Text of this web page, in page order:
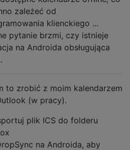
zależeć od
klienckiego ...
pytanie brzmi, czy istnieje
na Androida obsługująca
to zrobić z moim kalendarzem
(w pracy).
plik ICS do folderu
na Androida, aby